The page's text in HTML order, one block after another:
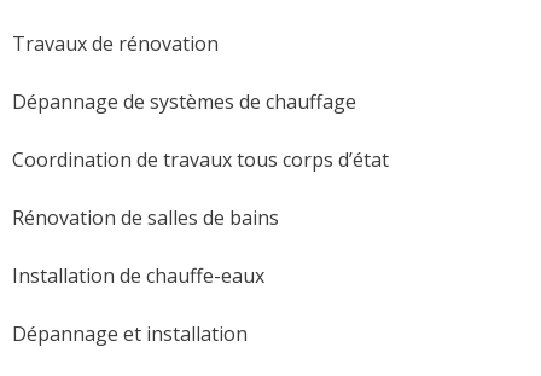
Travaux de rénovation
Dépannage de systèmes de chauffage
Coordination de travaux tous corps d’état
Rénovation de salles de bains
Installation de chauffe-eaux
Dépannage et installation